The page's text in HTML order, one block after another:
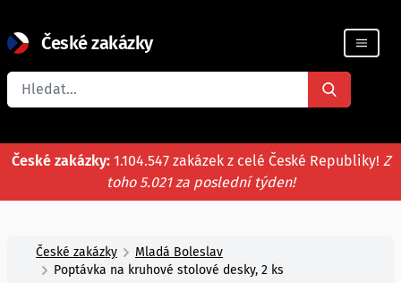
České zakázky
Registrace firmy
České zakázky: 1.104.547 zakázek z celé České Republiky! Z
toho 5.021 za poslední týden!
České zakázky
Mladá Boleslav
Poptávka na kruhové stolové desky, 2 ks